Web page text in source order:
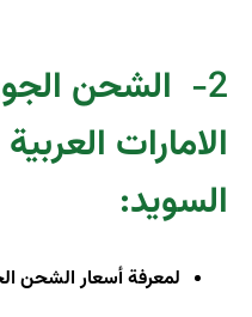
2-
الشحن
الامارات
السويد:
لمعرفة أسعار الشحن